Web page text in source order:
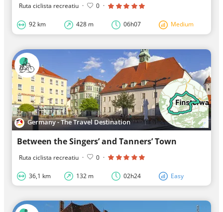
Ruta ciclista recreatiu · 0 ·
92 km 428 m 06h07 Medium
Germany - The Travel Destination
Between the Singers’ and Tanners’ Town
Ruta ciclista recreatiu · 0 ·
36,1 km 132 m 02h24 Easy